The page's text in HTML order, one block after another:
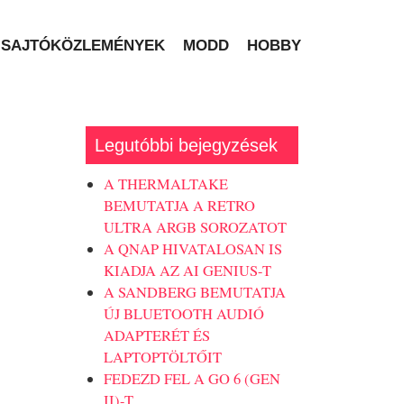
SAJTÓKÖZLEMÉNYEK MODD HOBBY
Legutóbbi bejegyzések
A THERMALTAKE
BEMUTATJA A RETRO
ULTRA ARGB SOROZATOT
A QNAP HIVATALOSAN IS
KIADJA AZ AI GENIUS-T
A SANDBERG BEMUTATJA
ÚJ BLUETOOTH AUDIÓ
ADAPTERÉT ÉS
LAPTOPTÖLTŐIT
FEDEZD FEL A GO 6 (GEN